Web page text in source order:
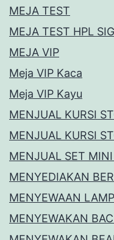
MEJA TEST
MEJA TEST HPL
MEJA VIP
Meja VIP Kaca
Meja VIP Kayu
MENJUAL KURSI
MENJUAL KURSI
MENJUAL SET MINI
MENYEDIAKAN
MENYEWAAN
MENYEWAKAN